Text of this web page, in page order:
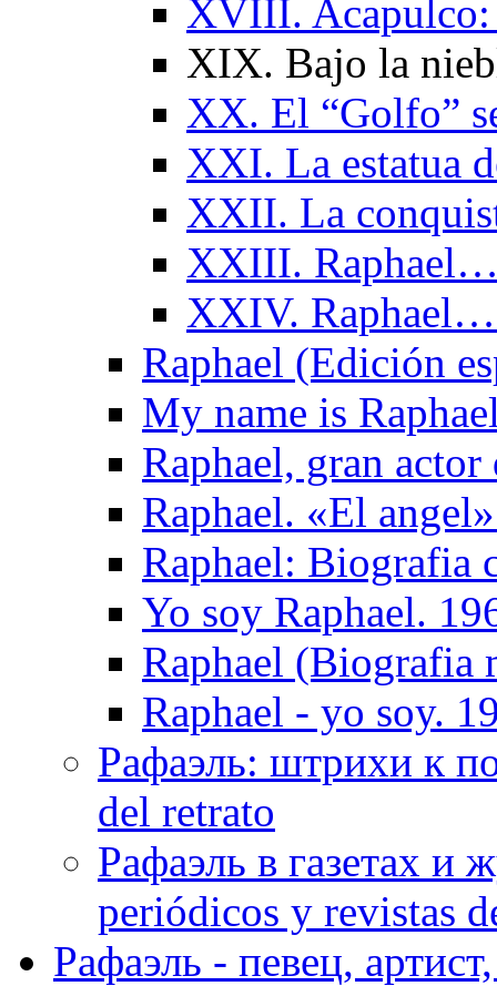
XVIII. Acapulco:
XIX. Bajo la
XX. El “Golfo”
XXI. La estatua
XXII. La
XXIII.
XXIV. Raphael…
Raphael (Edición
My name is
Raphael, gran
Raphael. «El
Raphael: Biografia
Yo soy Raphael.
Raphael (Biografia
Raphael - yo soy.
Рафаэль: штрихи к
del retrato
Рафаэль в газетах и
periódicos y revistas
Рафаэль - певец,